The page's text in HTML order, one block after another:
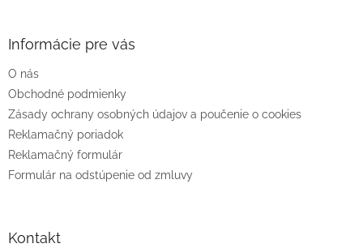
e
Informácie pre vás
O nás
Obchodné podmienky
Zásady ochrany osobných údajov a poučenie o cookies
Reklamačný poriadok
Reklamačný formulár
Formulár na odstúpenie od zmluvy
Kontakt